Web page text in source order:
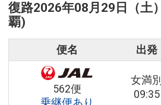
復路2026年08月29日（土）
覇)
便名 出発
562便
乗継便あり
女満別
09:35